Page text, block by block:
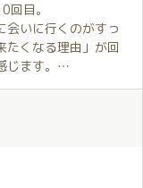
丁寧に対応していた
回目。
会いに行くのがすっ
たくなる理由」が回
ます。
う特別なタイミン
ングコースで予約
ていた浴衣姿で登